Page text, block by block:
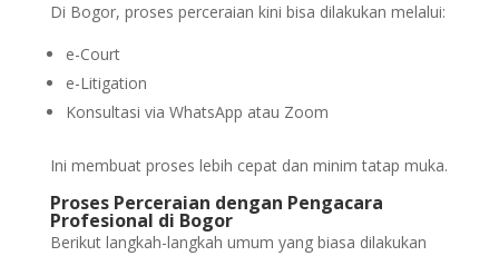
Di Bogor, proses perceraian kini bisa dilakukan melalui:
e-Court
e-Litigation
Konsultasi via WhatsApp atau Zoom
Ini membuat proses lebih cepat dan minim tatap muka.
Proses Perceraian dengan Pengacara
Profesional di Bogor
Berikut langkah-langkah umum yang biasa dilakukan